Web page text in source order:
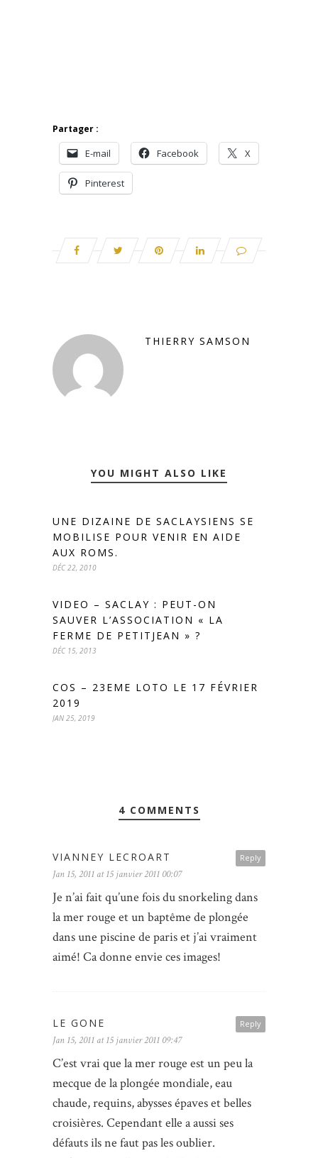
Partager :
E-mail Facebook X
Pinterest
THIERRY SAMSON
YOU MIGHT ALSO LIKE
UNE DIZAINE DE SACLAYSIENS SE
MOBILISE POUR VENIR EN AIDE
AUX ROMS.
DÉC 22, 2010
VIDEO – SACLAY : PEUT-ON
SAUVER L’ASSOCIATION « LA
FERME DE PETITJEAN » ?
DÉC 15, 2013
COS – 23EME LOTO LE 17 FÉVRIER
2019
JAN 25, 2019
4 COMMENTS
Reply
VIANNEY LECROART
Jan 15, 2011 at 15 janvier 2011 00:07
Je n’ai fait qu’une fois du snorkeling dans
la mer rouge et un baptême de plongée
dans une piscine de paris et j’ai vraiment
aimé! Ca donne envie ces images!
Reply
LE GONE
Jan 15, 2011 at 15 janvier 2011 09:47
C’est vrai que la mer rouge est un peu la
mecque de la plongée mondiale, eau
chaude, requins, abysses épaves et belles
croisières. Cependant elle a aussi ses
défauts ils ne faut pas les oublier.